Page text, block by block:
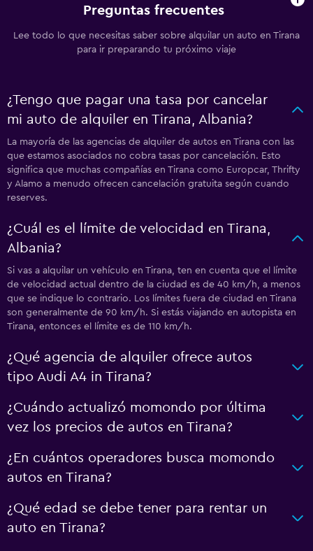
Preguntas frecuentes
Lee todo lo que necesitas saber sobre alquilar un auto en Tirana
para ir preparando tu próximo viaje
¿Tengo que pagar una tasa por cancelar
mi auto de alquiler en Tirana, Albania?
La mayoría de las agencias de alquiler de autos en Tirana con las
que estamos asociados no cobra tasas por cancelación. Esto
significa que muchas compañías en Tirana como Europcar, Thrifty
y Alamo a menudo ofrecen cancelación gratuita según cuando
reserves.
¿Cuál es el límite de velocidad en Tirana,
Albania?
Si vas a alquilar un vehículo en Tirana, ten en cuenta que el límite
de velocidad actual dentro de la ciudad es de 40 km/h, a menos
que se indique lo contrario. Los límites fuera de ciudad en Tirana
son generalmente de 90 km/h. Si estás viajando en autopista en
Tirana, entonces el límite es de 110 km/h.
¿Qué agencia de alquiler ofrece autos
tipo Audi A4 in Tirana?
¿Cuándo actualizó momondo por última
vez los precios de autos en Tirana?
¿En cuántos operadores busca momondo
autos en Tirana?
¿Qué edad se debe tener para rentar un
auto en Tirana?